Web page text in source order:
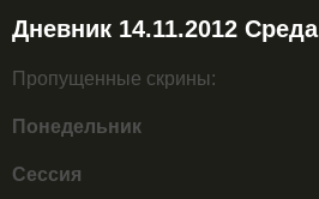
Дневник 14.11.2012 Среда
Пропущенные скрины:
Понедельник
Сессия